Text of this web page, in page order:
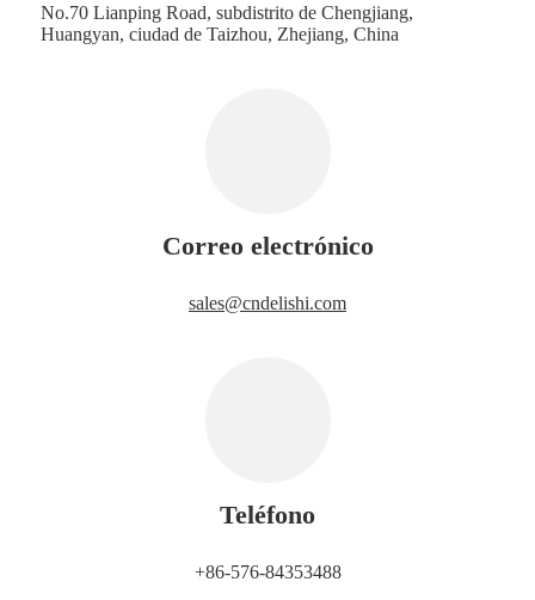
No.70 Lianping Road, subdistrito de Chengjiang,
Huangyan, ciudad de Taizhou, Zhejiang, China
Correo electrónico
sales@cndelishi.com
Teléfono
+86-576-84353488